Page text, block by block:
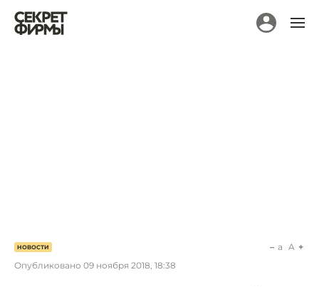
НОВОСТИ
Опубликовано 09 ноября 2018, 18:38
a A